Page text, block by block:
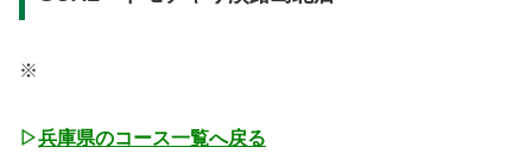
※
▷兵庫県のコース一覧へ戻る